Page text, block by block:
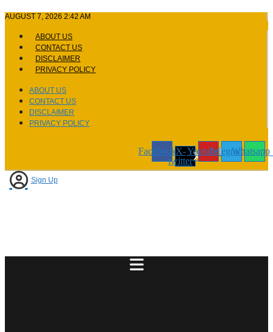
to
AUGUST 7, 2026 2:42 AM
ABOUT US
CONTACT US
DISCLAIMER
PRIVACY POLICY
ABOUT US
CONTACT US
DISCLAIMER
PRIVACY POLICY
FacebookX-
twitter
YoutubeTelegramWhatsapp
Sign Up